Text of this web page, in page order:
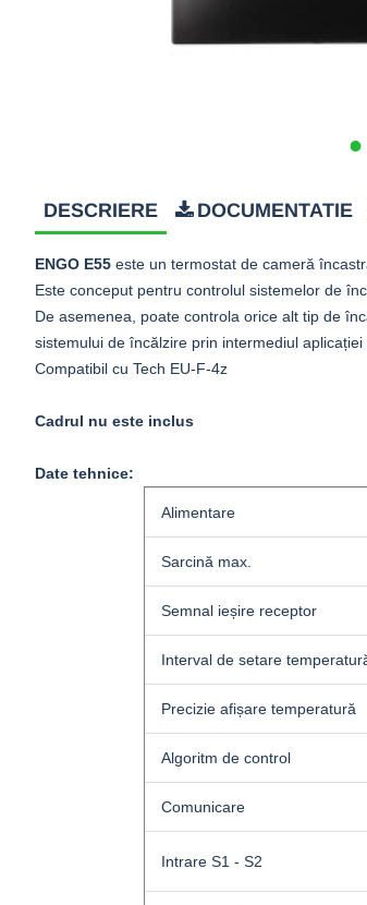
DESCRIERE DOCUMENTATIE
ENGO E55 este un termostat de cameră
Este conceput pentru controlul sistemelor de
De asemenea, poate controla orice alt tip de
sistemului de încălzire prin intermediul aplicației
Compatibil cu Tech EU-F-4z
Cadrul nu este inclus
Date tehnice:
Alimentare
Sarcină max.
Semnal ieșire receptor
Interval de setare
Precizie afișare temperatură
Algoritm de control
Comunicare
Intrare S1 - S2